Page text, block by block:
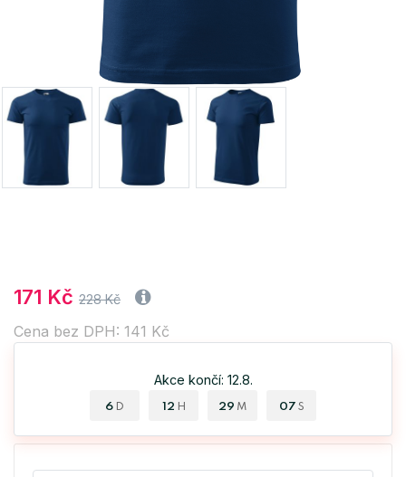
171 Kč 228 Kč
Cena bez DPH: 141 Kč
Akce končí: 12.8.
6 D 12 H 29 M 07 S